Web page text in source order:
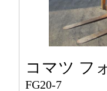
コマツ フ
FG20-7